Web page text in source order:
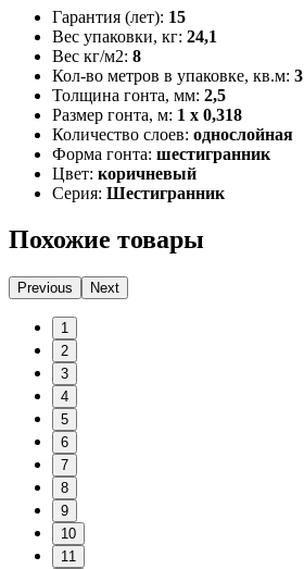
Гарантия (лет): 15
Вес упаковки, кг: 24,1
Вес кг/м2: 8
Кол-во метров в упаковке, кв.м: 3
Толщина гонта, мм: 2,5
Размер гонта, м: 1 x 0,318
Количество слоев: однослойная
Форма гонта: шестигранник
Цвет: коричневый
Серия: Шестигранник
Похожие товары
Previous Next
1
2
3
4
5
6
7
8
9
10
11